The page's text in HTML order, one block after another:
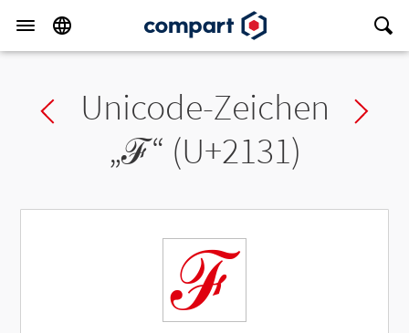
Previous char
Unicode-Zeichen
„ℱ“ (U+2131)
ℱ